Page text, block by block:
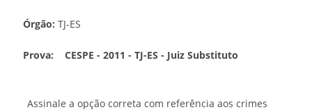
Órgão: TJ-ES
Prova: CESPE - 2011 - TJ-ES - Juiz Substituto
Assinale a opção correta com referência aos crimes